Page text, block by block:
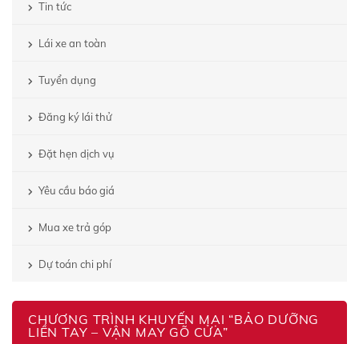
Tin tức
Lái xe an toàn
Tuyển dụng
Đăng ký lái thử
Đặt hẹn dịch vụ
Yêu cầu báo giá
Mua xe trả góp
Dự toán chi phí
CHƯƠNG TRÌNH KHUYẾN MẠI “BẢO DƯỠNG
LIỀN TAY – VẬN MAY GÕ CỬA”